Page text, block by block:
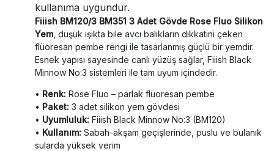
kullanıma uygundur.
Fiiish BM120/3 BM351 3 Adet Gövde Rose Fluo Silikon
Yem, düşük ışıkta bile avcı balıkların dikkatini çeken
flüoresan pembe rengi ile tasarlanmış güçlü bir yemdir.
Esnek yapısı sayesinde canlı yüzüş sağlar, Fiiish Black
Minnow No:3 sistemleri ile tam uyum içindedir.
• Renk: Rose Fluo – parlak flüoresan pembe
• Paket: 3 adet silikon yem gövdesi
• Uyumluluk: Fiiish Black Minnow No:3 (BM120)
• Kullanım: Sabah-akşam geçişlerinde, puslu ve bulanık
sularda yüksek verim